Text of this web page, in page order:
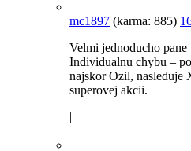
mc1897 (karma: 885)
Velmi jednoducho pane
Individualnu chybu –
najskor Ozil, nasleduje
superovej akcii.
|